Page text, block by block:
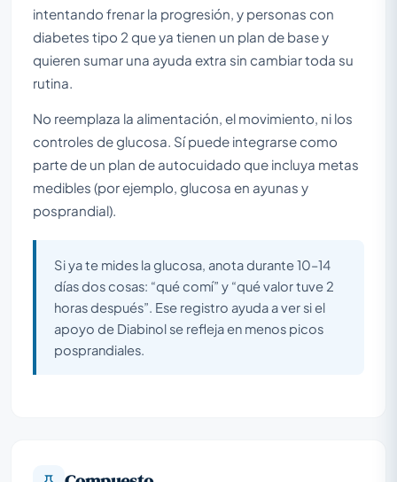
intentando frenar la progresión, y personas con
diabetes tipo 2 que ya tienen un plan de base y
quieren sumar una ayuda extra sin cambiar toda su
rutina.
No reemplaza la alimentación, el movimiento, ni los
controles de glucosa. Sí puede integrarse como
parte de un plan de autocuidado que incluya metas
medibles (por ejemplo, glucosa en ayunas y
posprandial).
Si ya te mides la glucosa, anota durante 10–14
días dos cosas: “qué comí” y “qué valor tuve 2
horas después”. Ese registro ayuda a ver si el
apoyo de Diabinol se refleja en menos picos
posprandiales.